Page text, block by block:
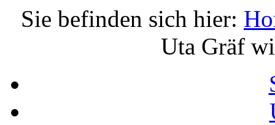
Sie befinden sich hier:
Uta Gräf